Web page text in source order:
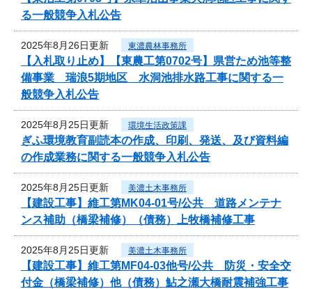
る一般競争入札公告
2025年8月26日更新 東濃農林事務所
【入札取り止め】【東農工第0702号】県営ため池等整
備事業 瑞浪5期地区 水洞池排水路工事に関する一
般競争入札公告
2025年8月25日更新 環境生活政策課
ぎふ環境教育副読本の作成、印刷、発送、及び資料編
の作成業務に関する一般競争入札公告
2025年8月25日更新 美濃土木事務所
【建設工事】維工第MK04-01号/公共 道路メンテナ
ンス補助（橋梁補修）（債務）上牧橋補修工事
2025年8月25日更新 美濃土木事務所
【建設工事】維工第MF04-03他号/公共 防災・安全交
付金（橋梁補修）他（債務）鮎之瀬大橋耐震補強工事